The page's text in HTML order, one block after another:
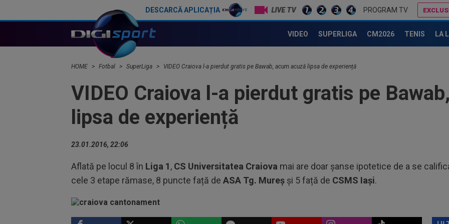
DESCARCĂ APLICAȚIA LIVE TV PROGRAM TV
VIDEO SUPERLIGA CM2026 TENIS LA
HOME Fotbal SuperLiga VIDEO Craiova l-a pierdut gratis pe Bawab, acum acuză lipsa de experiență
VIDEO Craiova l-a pierdut gratis pe
lipsa de experiență
23.01.2016, 22:06
Aflată pe locul 8 în Liga 1, CS Universitatea Craiova mai are doar șanse ipotetice de a se
cele 3 etape rămase, 8 puncte față de ASA Tg. Mureș și 5 față de CSMS Iași.
1.